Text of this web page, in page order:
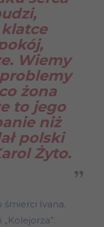
Wiemy
żona
to jego
niż
polski
Żyto.
śmierci Ivana.